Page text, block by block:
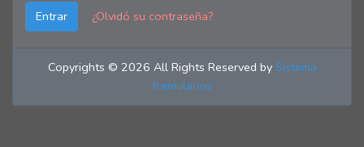
Entrar ¿Olvidó su contraseña?
Copyrights © 2026 All Rights Reserved by Sistema
formularios